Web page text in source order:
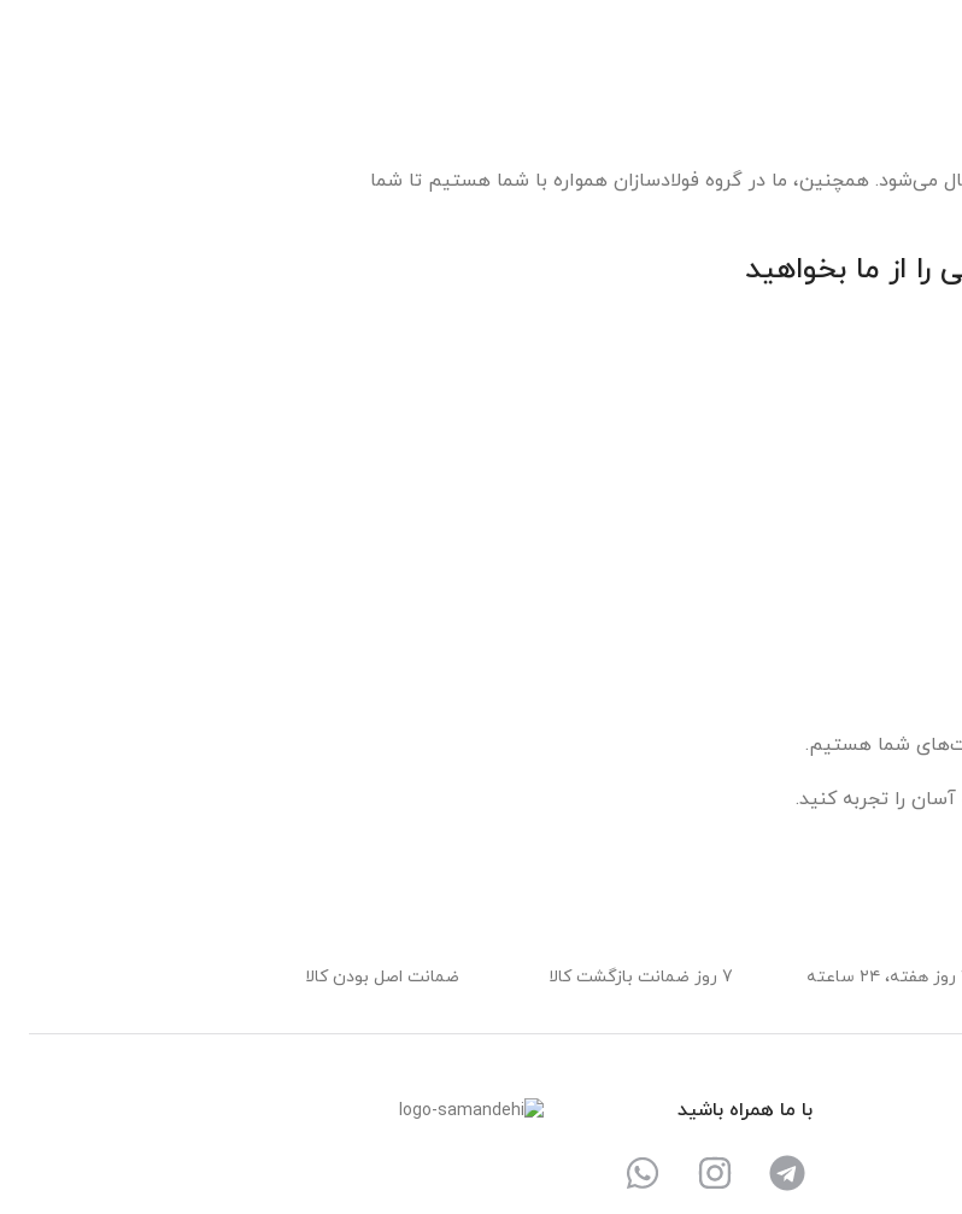
می‌شود. همچنین، ما در گروه فولادسازان همواره با شما هستیم تا شما
را از ما بخواهید
شما هستیم.
را تجربه کنید.
7 روز ضمانت بازگشت کالا ضمانت اصل بودن کالا
با ما همراه باشید